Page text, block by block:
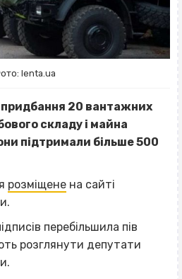
lenta.ua
20 вантажних
складу і майна
підтримали більше 500
розміщене на сайті
перебільшила пів
розглянути депутати